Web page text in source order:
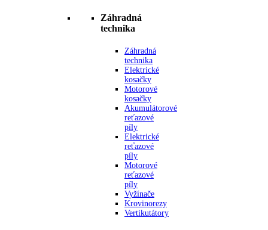
Záhradná
technika
Záhradná
technika
Elektrické
kosačky
Motorové
kosačky
Akumulátorové
reťazové
píly
Elektrické
reťazové
píly
Motorové
reťazové
píly
Vyžínače
Krovinorezy
Vertikutátory